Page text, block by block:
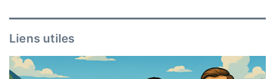
Liens utiles